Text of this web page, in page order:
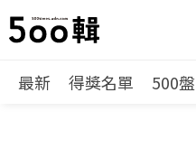
最新 得獎名單 500盤